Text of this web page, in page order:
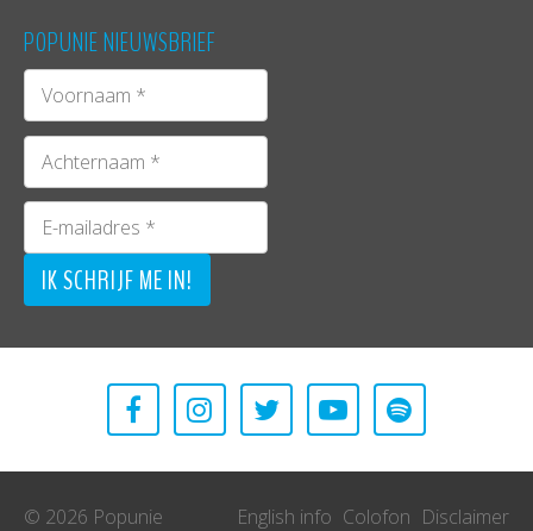
Victim Victim
VictimVictim
Westerkeyn | vr 13 juni, 14:30 uur
Ze noemen het zelf lava wave, wij houden het op
donkere elektronische klanken met duistere
POPUNIE NIEUWSBRIEF
© 2026 Popunie English info Colofon Disclaimer